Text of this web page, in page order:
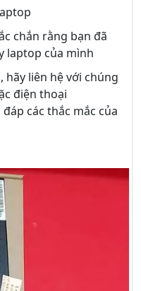
chắn rằng bạn đã
laptop của mình
hãy liên hệ với chúng
điện thoại
các thắc mắc của